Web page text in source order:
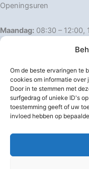
Om de beste ervaringen te
cookies om informatie over
Door in te stemmen met
surfgedrag of unieke ID's
toestemming geeft of uw
invloed hebben op
Openingsuren
Maandag: 08:30 – 12:00,
Dinsdag:
08:30 –
Donderdag: 08:30 –
Vrijdag: 08:30 – 12:00,
Zaterdag: 08:30 – 16:00
Zondag: Gesloten